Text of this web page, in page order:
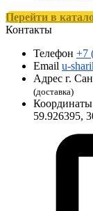
Перейти в
Контакты
Телефон +7
Email u-
Адрес г.
(доставка)
Координаты
59.926395,